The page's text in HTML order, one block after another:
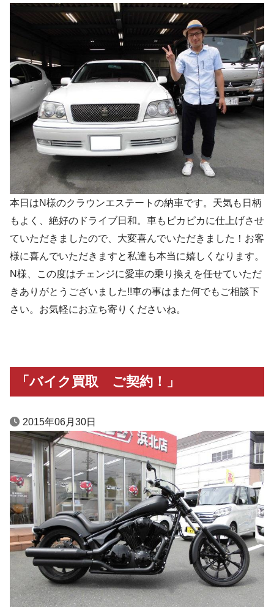
本日はN様のクラウンエステートの納車です。天気も日柄
もよく、絶好のドライブ日和。車もピカピカに仕上げさせ
ていただきましたので、大変喜んでいただきました！お客
様に喜んでいただきますと私達も本当に嬉しくなります。
N様、この度はチェンジに愛車の乗り換えを任せていただ
きありがとうございました!!車の事はまた何でもご相談下
さい。お気軽にお立ち寄りくださいね。
「バイク買取 ご契約！」
2015年06月30日